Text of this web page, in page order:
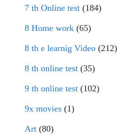
7 th Online test (184)
8 Home work (65)
8 th e learnig Video (212)
8 th online test (35)
9 th online test (102)
9x movies (1)
Art (80)